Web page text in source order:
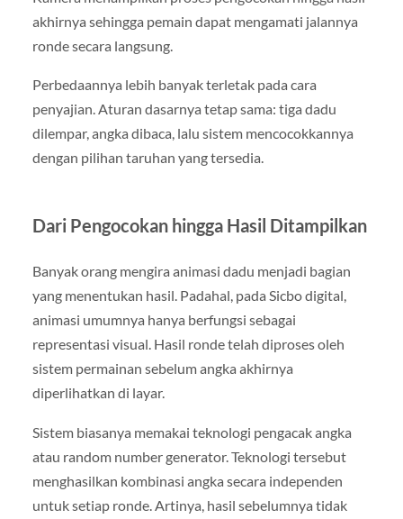
akhirnya sehingga pemain dapat mengamati jalannya
ronde secara langsung.
Perbedaannya lebih banyak terletak pada cara
penyajian. Aturan dasarnya tetap sama: tiga dadu
dilempar, angka dibaca, lalu sistem mencocokkannya
dengan pilihan taruhan yang tersedia.
Dari Pengocokan hingga Hasil Ditampilkan
Banyak orang mengira animasi dadu menjadi bagian
yang menentukan hasil. Padahal, pada Sicbo digital,
animasi umumnya hanya berfungsi sebagai
representasi visual. Hasil ronde telah diproses oleh
sistem permainan sebelum angka akhirnya
diperlihatkan di layar.
Sistem biasanya memakai teknologi pengacak angka
atau random number generator. Teknologi tersebut
menghasilkan kombinasi angka secara independen
untuk setiap ronde. Artinya, hasil sebelumnya tidak